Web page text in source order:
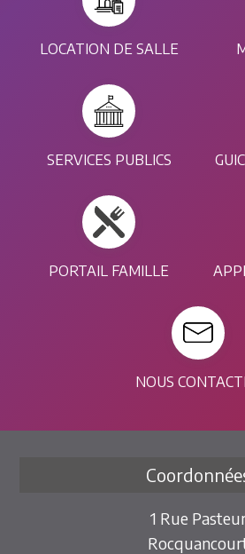
LOCATION DE SALLE
SERVICES PUBLICS
PORTAIL FAMILLE
NOUS
1 Rue